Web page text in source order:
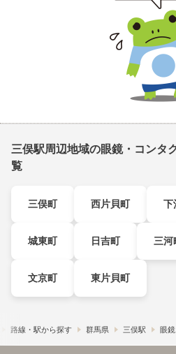
三俣駅周辺地域の眼鏡・コンタ
覧
三俣町 西片貝町 下
城東町 日吉町 三河
文京町 東片貝町
路線・駅から探す 群馬県 三俣駅 眼